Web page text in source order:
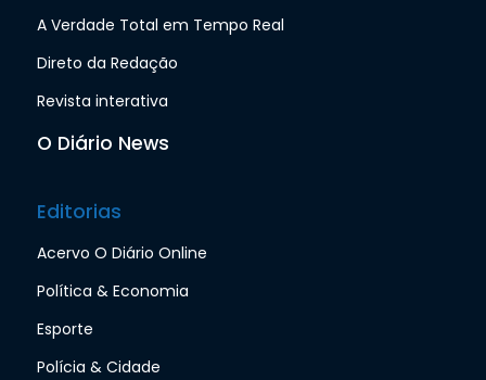
A Verdade Total em Tempo Real
Direto da Redação
Revista interativa
O Diário News
Editorias
Acervo O Diário Online
Política & Economia
Esporte
Polícia & Cidade